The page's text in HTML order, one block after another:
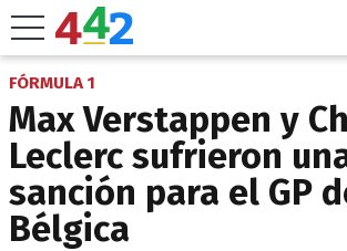
FÓRMULA 1
Max Verstappen y
Leclerc sufrieron
sanción para el GP
Bélgica